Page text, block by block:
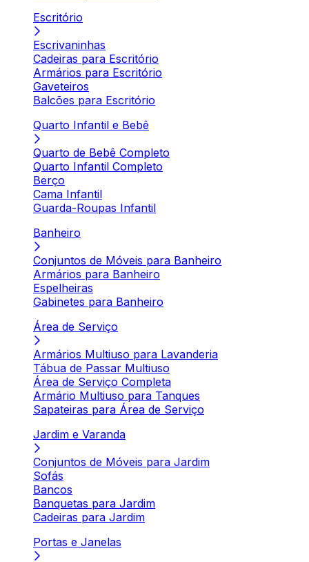
Escritório
Escrivaninhas
Cadeiras para Escritório
Armários para Escritório
Gaveteiros
Balcões para Escritório
Quarto Infantil e Bebê
Quarto de Bebê Completo
Quarto Infantil Completo
Berço
Cama Infantil
Guarda-Roupas Infantil
Banheiro
Conjuntos de Móveis para Banheiro
Armários para Banheiro
Espelheiras
Gabinetes para Banheiro
Área de Serviço
Armários Multiuso para Lavanderia
Tábua de Passar Multiuso
Área de Serviço Completa
Armário Multiuso para Tanques
Sapateiras para Área de Serviço
Jardim e Varanda
Conjuntos de Móveis para Jardim
Sofás
Bancos
Banquetas para Jardim
Cadeiras para Jardim
Portas e Janelas